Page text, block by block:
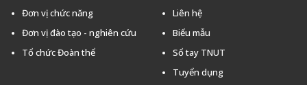
Đơn vị chức năng
Đơn vị đào tạo - nghiên cứu
Tổ chức Đoàn thể
Liên hệ
Biểu mẫu
Sổ tay TNUT
Tuyển dụng